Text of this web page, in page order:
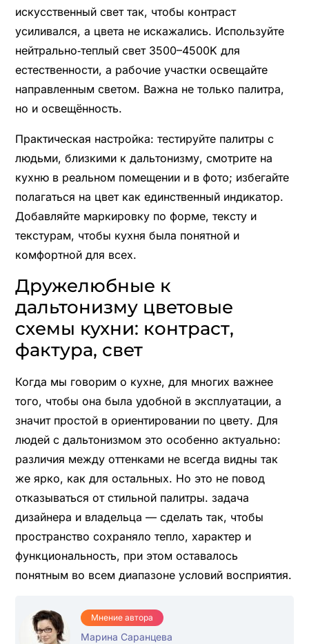
искусственный свет так, чтобы контраст
усиливался, а цвета не искажались. Используйте
нейтрально‑теплый свет 3500–4500K для
естественности, а рабочие участки освещайте
направленным светом. Важна не только палитра,
но и освещённость.
Практическая настройка: тестируйте палитры с
людьми, близкими к дальтонизму, смотрите на
кухню в реальном помещении и в фото; избегайте
полагаться на цвет как единственный индикатор.
Добавляйте маркировку по форме, тексту и
текстурам, чтобы кухня была понятной и
комфортной для всех.
Дружелюбные к
дальтонизму цветовые
схемы кухни: контраст,
фактура, свет
Когда мы говорим о кухне, для многих важнее
того, чтобы она была удобной в эксплуатации, а
значит простой в ориентировании по цвету. Для
людей с дальтонизмом это особенно актуально:
различия между оттенками не всегда видны так
же ярко, как для остальных. Но это не повод
отказываться от стильной палитры. задача
дизайнера и владельца — сделать так, чтобы
пространство сохраняло тепло, характер и
функциональность, при этом оставалось
понятным во всем диапазоне условий восприятия.
Мнение автора
Марина Саранцева